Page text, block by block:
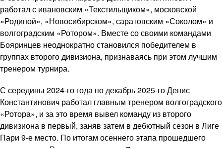
работал с ивановским «Текстильщиком», московской
«Родиной», «Новосибирском», саратовским «Соколом» и
волгоградским «Ротором». Вместе со своими командами
Бояринцев неоднократно становился победителем в
группах второго дивизиона, признаваясь при этом лучшим
тренером турнира.
С середины 2024-го года по декабрь 2025-го Денис
Константинович работал главным тренером волгоградского
«Ротора», и за это время вывел команду из второго
дивизиона в первый, заняв затем в дебютный сезон в Лиге
Пари 9-е место. По итогам осеннего этапа прошедшего